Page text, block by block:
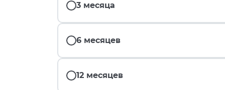
3 месяца
6 месяцев
12 месяцев